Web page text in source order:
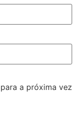
a próxima vez